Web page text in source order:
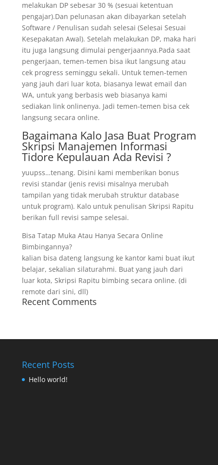
melakukan DP sebesar 30 % (sesuai ketentuan
pengajar).Dan pelunasan akan dibayarkan setelah
Software / Penulisan sudah selesai (Selesai Sesuai
Kesepakatan Awal). Setelah melakukan DP, maka hari
itu juga langsung dimulai pengerjaannya.Pada saat
pengerjaan, temen-temen bisa ikut langsung atau
cek progress seminggu sekali. Untuk temen-temen
yang jauh dari luar kota, biasanya lewat email dan
WA, untuk yang berbasis web biasanya kami
sediakan link onlinenya. Jadi temen-temen bisa cek
langsung secara online.
Bagaimana Kalo Jasa Buat Program
Skripsi Manajemen Informasi
Tidore Kepulauan Ada Revisi ?
yuupss…tenang. Disini kami memberikan bonus
revisi standar (jenis revisi misalnya merubah
tampilan yang tidak merubah struktur database
untuk program). Kalo untuk penulisan Skripsi Rapitu
berikan full revisi sampe selesai.
Bisa Tatap Muka Atau Hanya Secara Online
Bimbingannya?
kalian bisa dateng langsung ke kantor kami buat ikut
belajar, sekalian silaturahmi. Buat yang jauh dari
luar kota, Skripsi Rapitu bimbing secara online. (di
remote dari sini, dll)
Recent Comments
Recent Posts
Hello world!